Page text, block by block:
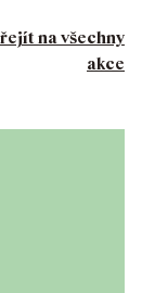
na všechny
akce